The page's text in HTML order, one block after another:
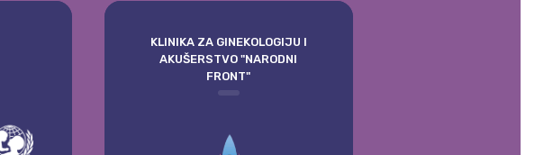
KLINIKA ZA GINEKOLOGIJU I
AKUŠERSTVO "NARODNI
FRONT"